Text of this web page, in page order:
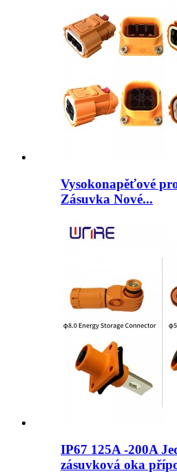
Vysokonapěťové
Zásuvka Nové...
IP67 125A -200A
zásuvková oka